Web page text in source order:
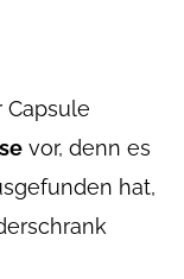
Capsule
vor, denn es
hat,